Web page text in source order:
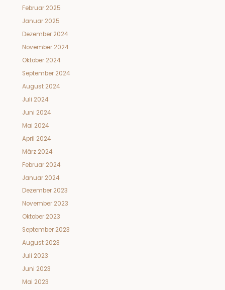
Februar 2025
Januar 2025
Dezember 2024
November 2024
Oktober 2024
September 2024
August 2024
Juli 2024
Juni 2024
Mai 2024
April 2024
März 2024
Februar 2024
Januar 2024
Dezember 2023
November 2023
Oktober 2023
September 2023
August 2023
Juli 2023
Juni 2023
Mai 2023